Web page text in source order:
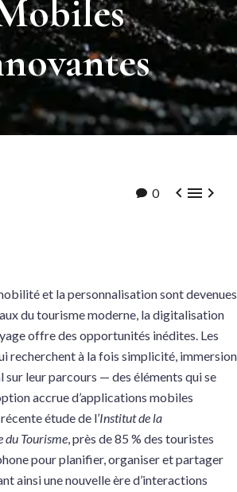
0 
et la personnalisation sont devenues
du tourisme moderne, la digitalisation
offre des opportunités inédites. Les
recherchent à la fois simplicité, immersion
leur parcours — des éléments qui se
accrue d’applications mobiles
étude de l’Institut de la
Tourisme, près de 85 % des touristes
pour planifier, organiser et partager
ainsi une nouvelle ère d’interactions